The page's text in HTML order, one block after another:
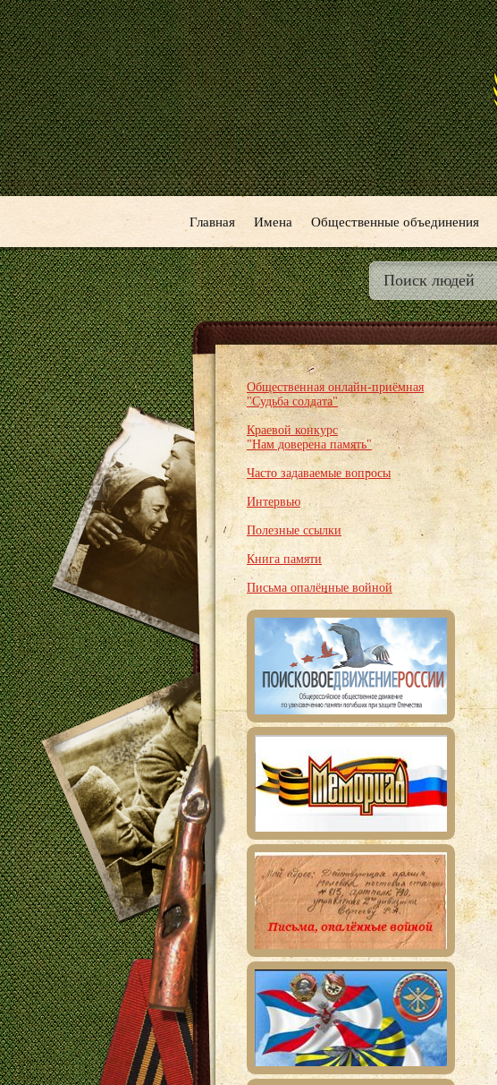
Главная Имена Общественные объединения
Общественная онлайн-приёмная
"Судьба солдата"
Краевой конкурс
"Нам доверена память"
Часто задаваемые вопросы
Интервью
Полезные ссылки
Книга памяти
Письма опалённые войной